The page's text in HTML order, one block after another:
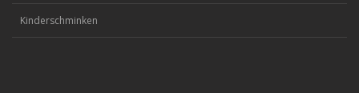
Kinderschminken